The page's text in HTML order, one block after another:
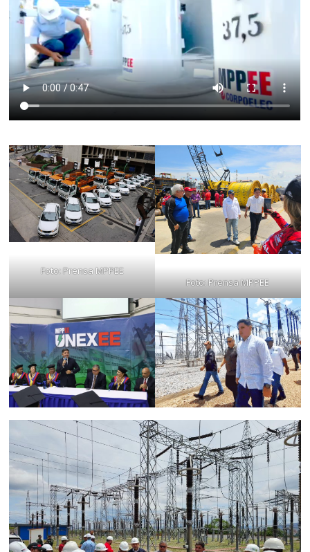
Foto: Prensa MPPEE
Foto: Prensa MPPEE